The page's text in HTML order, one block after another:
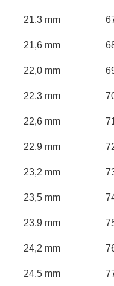
21,3 mm
21,6 mm
22,0 mm
22,3 mm
22,6 mm
22,9 mm
23,2 mm
23,5 mm
23,9 mm
24,2 mm
24,5 mm